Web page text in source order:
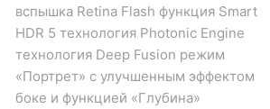
вспышка Retina Flash функция Smart
HDR 5 технология Photonic Engine
технология Deep Fusion режим
«Портрет» с улучшенным эффектом
боке и функцией «Глубина»